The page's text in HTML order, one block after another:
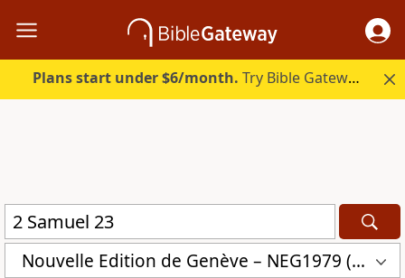
Plans start under $6/month. Try Bible Gateway Plus.
Nouvelle Edition de Genève – NEG1979 (NEG1979)